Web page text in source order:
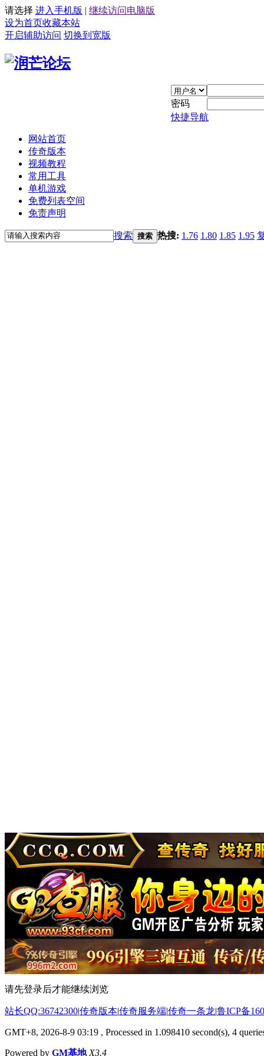
请选择 进入手机版 | 继续访问电脑版
设为首页收藏本站
开启辅助访问 切换到宽版
密码
快捷导航
网站首页
传奇版本
视频教程
常用工具
单机游戏
免费列表空间
免责声明
搜索 搜索 热搜: 1.76 1.80 1.85 1.95
请先登录后才能继续浏览
站长QQ:36742300|传奇版本|传奇服务端|传奇一条龙|鲁ICP备
GMT+8, 2026-8-9 03:19 , Processed in 1.098410 second(s), 4
Powered by GM基地 X3.4